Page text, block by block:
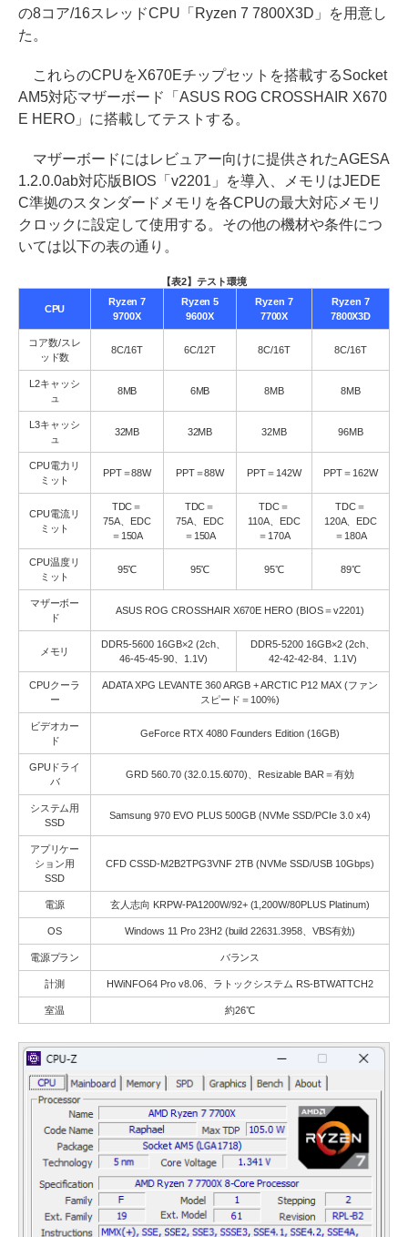
の8コア/16スレッドCPU「Ryzen 7 7800X3D」を用意し
た。
これらのCPUをX670Eチップセットを搭載するSocket
AM5対応マザーボード「ASUS ROG CROSSHAIR X670
E HERO」に搭載してテストする。
マザーボードにはレビュアー向けに提供されたAGESA
1.2.0.0ab対応版BIOS「v2201」を導入、メモリはJEDE
C準拠のスタンダードメモリを各CPUの最大対応メモリ
クロックに設定して使用する。その他の機材や条件につ
いては以下の表の通り。
【表2】テスト環境
CPU
Ryzen 7
9700X
Ryzen 5
9600X
Ryzen 7
7700X
Ryzen 7
7800X3D
コア数/スレ
ッド数
8C/16T 6C/12T 8C/16T 8C/16T
L2キャッシ
ュ
8MB 6MB 8MB 8MB
L3キャッシ
ュ
32MB 32MB 32MB 96MB
CPU電力リ
ミット
PPT＝88W PPT＝88W PPT＝142W PPT＝162W
CPU電流リ
ミット
TDC＝
75A、EDC
＝150A
TDC＝
75A、EDC
＝150A
TDC＝
110A、EDC
＝170A
TDC＝
120A、EDC
＝180A
CPU温度リ
ミット
95℃ 95℃ 95℃ 89℃
マザーボー
ド
ASUS ROG CROSSHAIR X670E HERO (BIOS＝v2201)
メモリ
DDR5-5600 16GB×2 (2ch、
46-45-45-90、1.1V)
DDR5-5200 16GB×2 (2ch、
42-42-42-84、1.1V)
CPUクーラ
ー
ADATA XPG LEVANTE 360 ARGB + ARCTIC P12 MAX (ファン
スピード＝100%)
ビデオカー
ド
GeForce RTX 4080 Founders Edition (16GB)
GPUドライ
バ
GRD 560.70 (32.0.15.6070)、Resizable BAR＝有効
システム用
SSD
Samsung 970 EVO PLUS 500GB (NVMe SSD/PCIe 3.0 x4)
アプリケー
ション用
SSD
CFD CSSD-M2B2TPG3VNF 2TB (NVMe SSD/USB 10Gbps)
電源 玄人志向 KRPW-PA1200W/92+ (1,200W/80PLUS Platinum)
OS Windows 11 Pro 23H2 (build 22631.3958、VBS有効)
電源プラン バランス
計測 HWiNFO64 Pro v8.06、ラトックシステム RS-BTWATTCH2
室温 約26℃